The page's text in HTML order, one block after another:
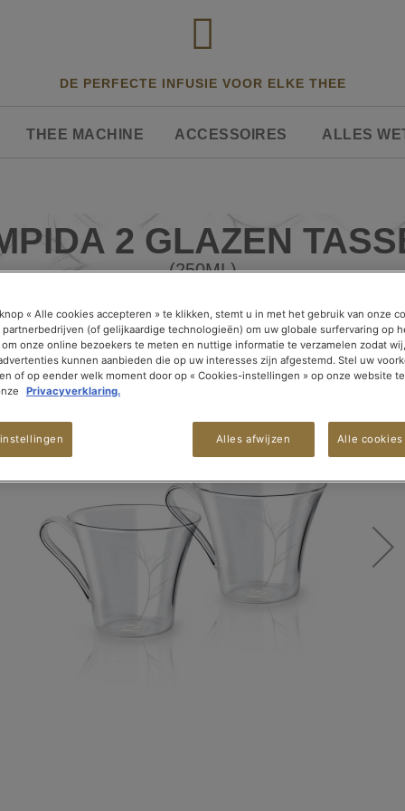
DE PERFECTE INFUSIE VOOR ELKE THEE
THEE MACHINE ACCESSOIRES ALLES
2 GLAZEN
(250ML)
ml) in gehard glas, bekend om zijn
geniet je van je thee op een optimale
« Alle cookies accepteren » te klikken, stemt u in met het gebruik van onze
partnerbedrijven (of gelijkaardige technologieën) om uw globale surfervaring op
onze online bezoekers te meten en nuttige informatie te verzamelen zodat
kunnen aanbieden die op uw interesses zijn afgestemd. Stel uw
of op eender welk moment door op « Cookies-instellingen » op onze website
Privacyverklaring.
Alles afwijzen Alle cookies